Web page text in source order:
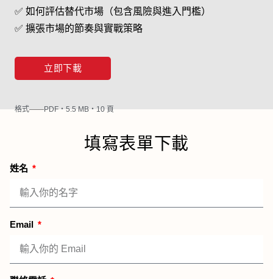
✅ 如何評估替代市場（包含風險與進入門檻）
✅ 擴張市場的節奏與實戰策略
格式 PDF・5.5 MB・10 頁
立即下載
填寫表單下載
姓名
Email